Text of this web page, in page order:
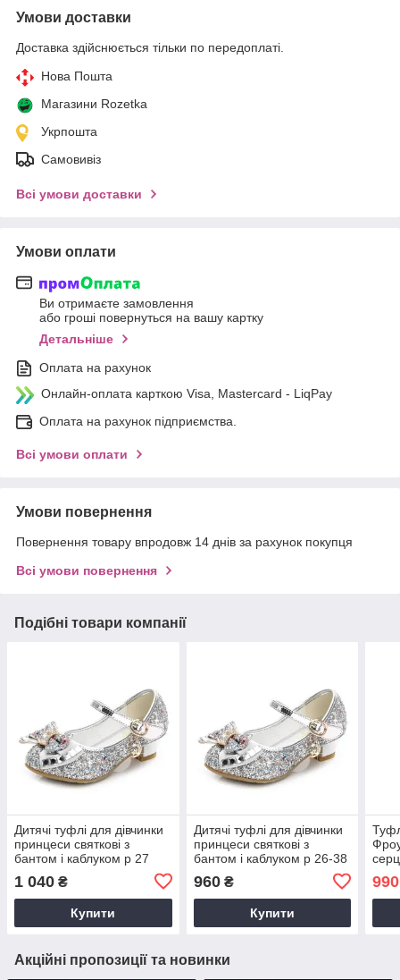
Умови доставки
Доставка здійснюється тільки по передоплаті.
Нова Пошта
Магазини Rozetka
Укрпошта
Самовивіз
Всі умови доставки
Умови оплати
Ви отримаєте замовлення
або гроші повернуться на вашу картку
Детальніше
Оплата на рахунок
Онлайн-оплата карткою Visa, Mastercard - LiqPay
Оплата на рахунок підприємства.
Всі умови оплати
Умови повернення
Повернення товару впродовж 14 днів за рахунок покупця
Всі умови повернення
Подібні товари компанії
Дитячі туфлі для дівчинки
принцеси святкові з
бантом і каблуком р 27
1 040 ₴
Купити
Дитячі туфлі для дівчинки
принцеси святкові з
бантом і каблуком р 26-38
960₴
Купити
34-
990
Акційні пропозиції та новинки